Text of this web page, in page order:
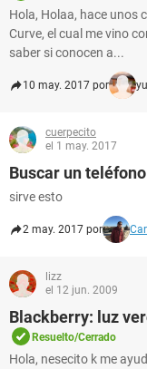
Hola, Holaa, hace unos
Curve, el cual me vino
saber si conocen a...
10 may. 2017 por
cuerpecito
el 1 may. 2017
Buscar un
sirve esto
2 may. 2017 por
lizz
el 12 jun. 2009
Blackberry: luz
Resuelto/Cerrado
Hola, nesecito k me